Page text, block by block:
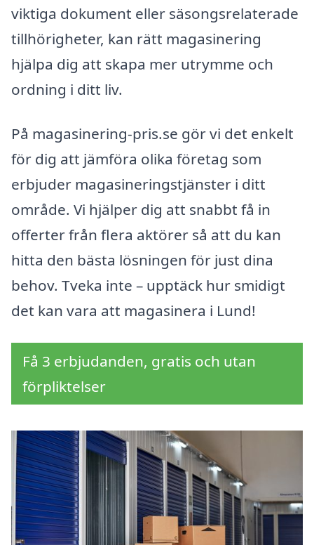
viktiga dokument eller säsongsrelaterade
tillhörigheter, kan rätt magasinering
hjälpa dig att skapa mer utrymme och
ordning i ditt liv.
På magasinering-pris.se gör vi det enkelt
för dig att jämföra olika företag som
erbjuder magasineringstjänster i ditt
område. Vi hjälper dig att snabbt få in
offerter från flera aktörer så att du kan
hitta den bästa lösningen för just dina
behov. Tveka inte – upptäck hur smidigt
det kan vara att magasinera i Lund!
Få 3 erbjudanden, gratis och utan
förpliktelser